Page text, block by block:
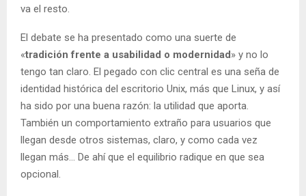
va el resto.
El debate se ha presentado como una suerte de
«tradición frente a usabilidad o modernidad» y no lo
tengo tan claro. El pegado con clic central es una seña de
identidad histórica del escritorio Unix, más que Linux, y así
ha sido por una buena razón: la utilidad que aporta.
También un comportamiento extraño para usuarios que
llegan desde otros sistemas, claro, y como cada vez
llegan más… De ahí que el equilibrio radique en que sea
opcional.